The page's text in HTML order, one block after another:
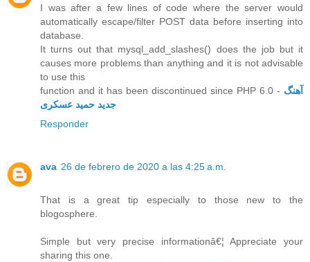
I was after a few lines of code where the server would
automatically escape/filter POST data before inserting into
database.
It turns out that mysql_add_slashes() does the job but it
causes more problems than anything and it is not advisable
to use this
function and it has been discontinued since PHP 6.0 - آهنگ
جدید حمید عسکری
Responder
ava 26 de febrero de 2020 a las 4:25 a.m.
That is a great tip especially to those new to the
blogosphere.
Simple but very precise informationâ€¦ Appreciate your
sharing this one.